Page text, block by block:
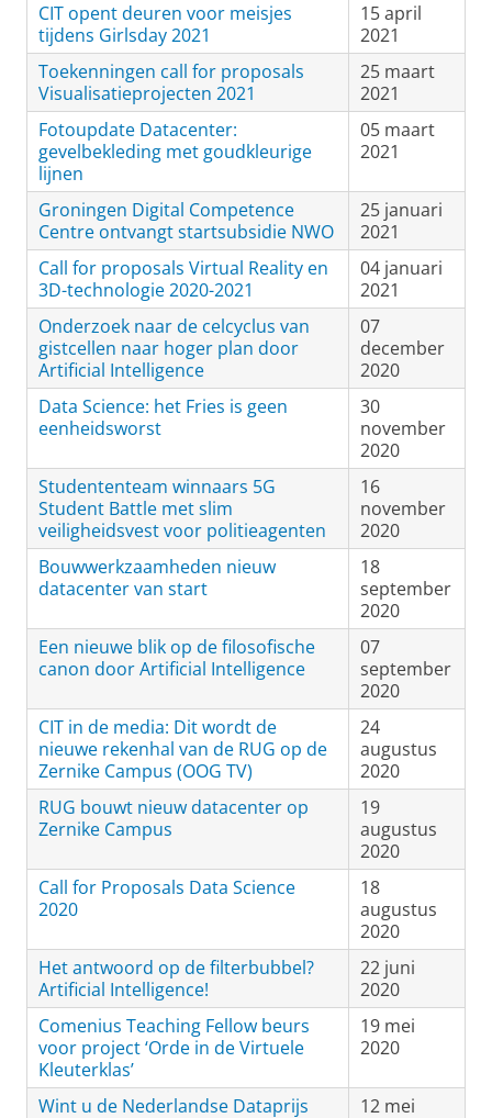
CIT opent deuren voor meisjes
tijdens Girlsday 2021
15 april
2021
Toekenningen call for proposals
Visualisatieprojecten 2021
25 maart
2021
Fotoupdate Datacenter:
gevelbekleding met goudkleurige
lijnen
05 maart
2021
Groningen Digital Competence
Centre ontvangt startsubsidie NWO
25 januari
2021
Call for proposals Virtual Reality en
3D-technologie 2020-2021
04 januari
2021
Onderzoek naar de celcyclus van
gistcellen naar hoger plan door
Artificial Intelligence
07
december
2020
Data Science: het Fries is geen
eenheidsworst
30
november
2020
Studententeam winnaars 5G
Student Battle met slim
veiligheidsvest voor politieagenten
16
november
2020
Bouwwerkzaamheden nieuw
datacenter van start
18
september
2020
Een nieuwe blik op de filosofische
canon door Artificial Intelligence
07
september
2020
CIT in de media: Dit wordt de
nieuwe rekenhal van de RUG op de
Zernike Campus (OOG TV)
24
augustus
2020
RUG bouwt nieuw datacenter op
Zernike Campus
19
augustus
2020
Call for Proposals Data Science
2020
18
augustus
2020
Het antwoord op de filterbubbel?
Artificial Intelligence!
22 juni
2020
Comenius Teaching Fellow beurs
voor project ‘Orde in de Virtuele
Kleuterklas’
19 mei
2020
Wint u de Nederlandse Dataprijs
12 mei